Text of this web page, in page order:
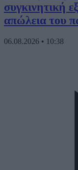
συγκινητική
απώλεια του
06.08.2026 • 10:38